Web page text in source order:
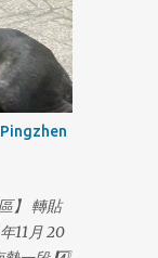
】 轉貼
11月 20